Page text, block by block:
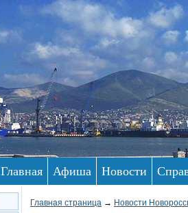
Главная Афиша Новости
Главная страница → Новости